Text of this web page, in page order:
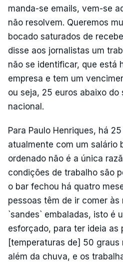
manda-se emails, vem-se
não resolvem. Queremos
bocado saturados de
disse aos jornalistas um
não se identificar, que está
empresa e tem um
ou seja, 25 euros abaixo do
nacional.
Para Paulo Henriques, há
atualmente com um salário
ordenado não é a única
condições de trabalho são
o bar fechou há quatro
pessoas têm de ir comer às
`sandes` embaladas, isto é
esforçado, para ter ideia as
[temperaturas de] 50 graus
além da chuva, e os